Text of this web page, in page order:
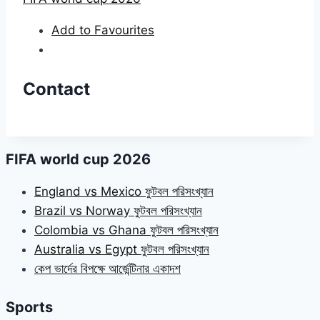
Add to Favourites
Contact
FIFA world cup 2026
England vs Mexico ফুটবল পরিসংখ্যান
Brazil vs Norway ফুটবল পরিসংখ্যান
Colombia vs Ghana ফুটবল পরিসংখ্যান
Australia vs Egypt ফুটবল পরিসংখ্যান
কেপ ভার্দের বিপক্ষে আর্জেন্টিনার একাদশ
Sports